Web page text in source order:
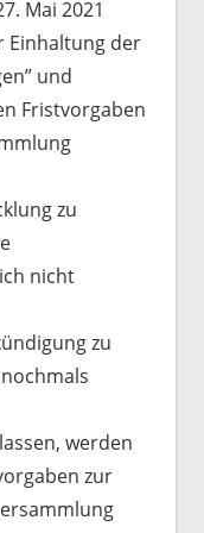
Mai 2021
Einhaltung der
und
Fristvorgaben
zu
nicht
zu
werden
zur